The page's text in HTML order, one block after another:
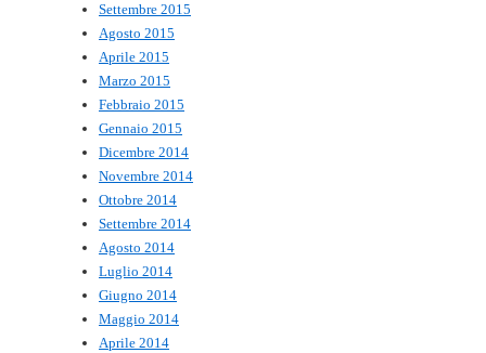
Settembre 2015
Agosto 2015
Aprile 2015
Marzo 2015
Febbraio 2015
Gennaio 2015
Dicembre 2014
Novembre 2014
Ottobre 2014
Settembre 2014
Agosto 2014
Luglio 2014
Giugno 2014
Maggio 2014
Aprile 2014